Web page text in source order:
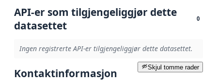
API-er som tilgjengeliggjør dette
datasettet
0
Ingen registrerte API-er tilgjengeliggjør dette datasettet.
Skjul tomme rader
Kontaktinformasjon